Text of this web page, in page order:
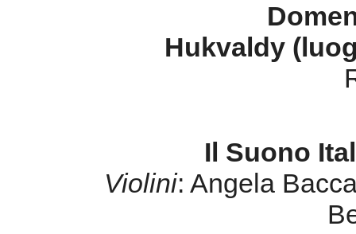
Hukvaldy
Il Suono
Violini: Angela